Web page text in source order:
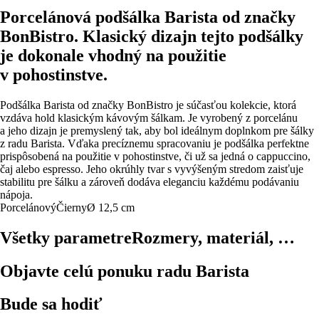
Porcelánová podšálka Barista od značky
BonBistro. Klasický dizajn tejto podšálky
je dokonale vhodný na použitie
v pohostinstve.
Podšálka Barista od značky BonBistro je súčasťou kolekcie, ktorá
vzdáva hold klasickým kávovým šálkam. Je vyrobený z porcelánu
a jeho dizajn je premyslený tak, aby bol ideálnym doplnkom pre šálky
z radu Barista. Vďaka precíznemu spracovaniu je podšálka perfektne
prispôsobená na použitie v pohostinstve, či už sa jedná o cappuccino,
čaj alebo espresso. Jeho okrúhly tvar s vyvýšeným stredom zaisťuje
stabilitu pre šálku a zároveň dodáva eleganciu každému podávaniu
nápoja.
PorcelánovýČiernyØ 12,5 cm
Všetky parametreRozmery, materiál, …
Objavte celú ponuku radu Barista
Bude sa hodiť